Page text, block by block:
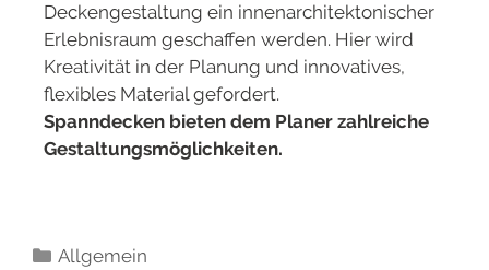
Deckengestaltung ein innenarchitektonischer
Erlebnisraum geschaffen werden. Hier wird
Kreativität in der Planung und innovatives,
flexibles Material gefordert.
Spanndecken bieten dem Planer zahlreiche
Gestaltungsmöglichkeiten.
Allgemein